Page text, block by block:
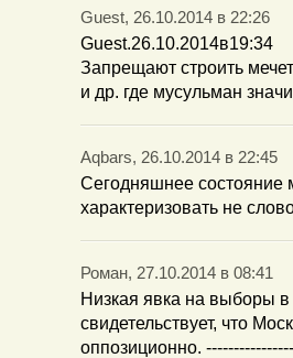
Guest, 26.10.2014 в 22:26
Guest.26.10.2014в19:34
Запрещают строить
и др. где мусульман
Aqbars, 26.10.2014 в 22:45
Сегодняшнее состояние
характеризовать не
Роман, 27.10.2014 в 08:41
Низкая явка на выборы
свидетельствует, что
оппозиционно.